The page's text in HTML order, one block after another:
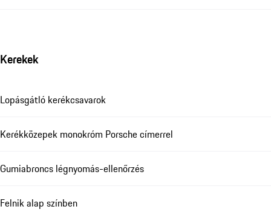
Kerekek
Lopásgátló kerékcsavarok
Kerékközepek monokróm Porsche címerrel
Gumiabroncs légnyomás-ellenőrzés
Felnik alap színben